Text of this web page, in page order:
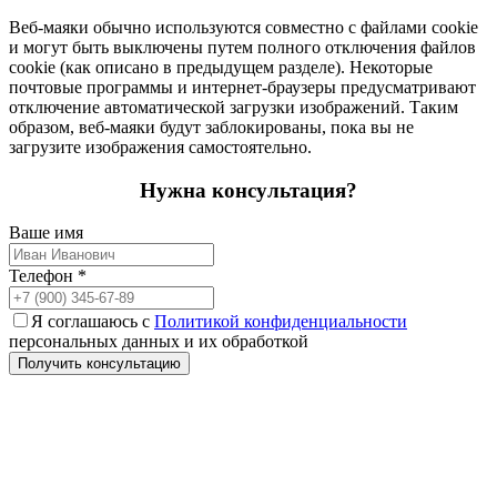
Веб-маяки обычно используются совместно с файлами cookie
и могут быть выключены путем полного отключения файлов
cookie (как описано в предыдущем разделе). Некоторые
почтовые программы и интернет-браузеры предусматривают
отключение автоматической загрузки изображений. Таким
образом, веб-маяки будут заблокированы, пока вы не
загрузите изображения самостоятельно.
Нужна консультация?
Ваше имя
Телефон *
Я соглашаюсь с Политикой конфиденциальности
персональных данных и их обработкой
Получить консультацию